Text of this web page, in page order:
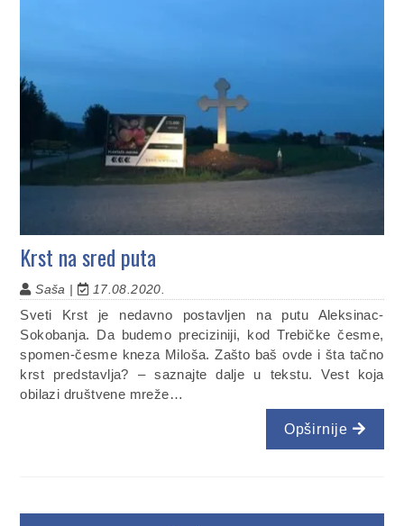
Krst na sred puta
Saša | 17.08.2020.
Sveti Krst je nedavno postavljen na putu Aleksinac-
Sokobanja. Da budemo preciziniji, kod Trebičke česme,
spomen-česme kneza Miloša. Zašto baš ovde i šta tačno
krst predstavlja? – saznajte dalje u tekstu. Vest koja
obilazi društvene mreže…
Opširnije